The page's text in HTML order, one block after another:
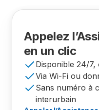
Appelez
en un clic
Disponible 24/
Via Wi-Fi ou
Sans numéro à
interurbain